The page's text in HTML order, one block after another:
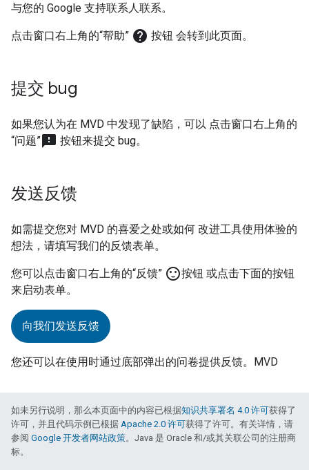
与您的 Google 支持联系人联系。
点击窗口右上角的“帮助” help 按钮 会转到此页面。
提交 bug
如果您认为在 MVD 中发现了缺陷，可以 点击窗口右上角的
“问题”sms_failed 按钮来提交 bug。
发送反馈
如需提交您对 MVD 的喜爱之处或如何 改进工具使用体验的
想法，请填写我们的反馈表单。
您可以点击窗口右上角的“反馈” sentiment_satisfied按钮 或点击下面的按钮
来启动表单。
向我们发送反馈
您还可以在使用时通过底部弹出的问卷提供反馈。 MVD
如未另行说明，那么本页面中的内容已根据知识共享署名 4.0 许可获得了
许可，并且代码示例已根据 Apache 2.0 许可获得了许可。有关详情，请
参阅 Google 开发者网站政策。Java 是 Oracle 和/或其关联公司的注册商
标。